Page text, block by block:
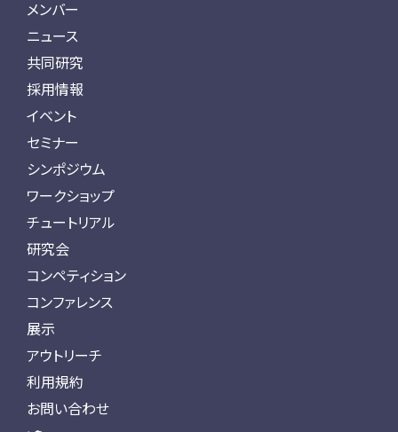
メンバー
ニュース
共同研究
採用情報
イベント
セミナー
シンポジウム
ワークショップ
チュートリアル
研究会
コンペティション
コンファレンス
展示
アウトリーチ
利用規約
お問い合わせ